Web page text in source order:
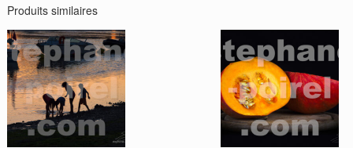
Produits similaires